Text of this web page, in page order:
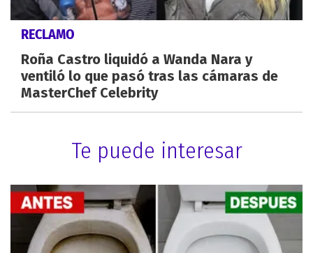
RECLAMO
Roña Castro liquidó a Wanda Nara y
ventiló lo que pasó tras las cámaras de
MasterChef Celebrity
Te puede interesar